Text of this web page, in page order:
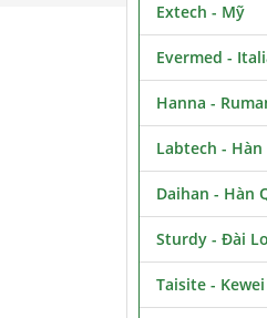
Extech - Mỹ
Evermed -
Hanna -
Labtech - Hàn
Daihan - Hàn
Sturdy - Đài
Taisite - Kewei